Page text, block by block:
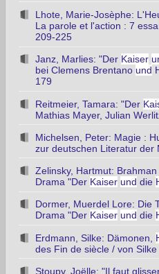
Lhote, Marie-Josèphe:
La parole et l'action : 7
209-225
Janz, Marlies: "Der Kaiser
bei Clemens Brentano und
179
Reitmeier, Tamara: "Der
Mathias Mayer, Julian
Michelsen, Peter: Magie :
zur deutschen Literatur der
Zelinsky, Hartmut: Brahman
Drama "Der Kaiser und die
Dormer, Muerdel Lore: Die
Drama "Der Kaiser und die
Erdmann, Silke: Dämonen,
des Fin de siècle / von
Stoupy, Joëlle: "Il faut